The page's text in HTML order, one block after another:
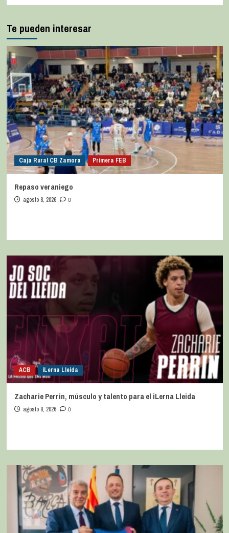
Te pueden interesar
Caja Rural CB Zamora Primera FEB
Repaso veraniego
agosto 8, 2026 0
ACB iLerna Lleida
Zacharie Perrin, músculo y talento para el iLerna Lleida
agosto 8, 2026 0